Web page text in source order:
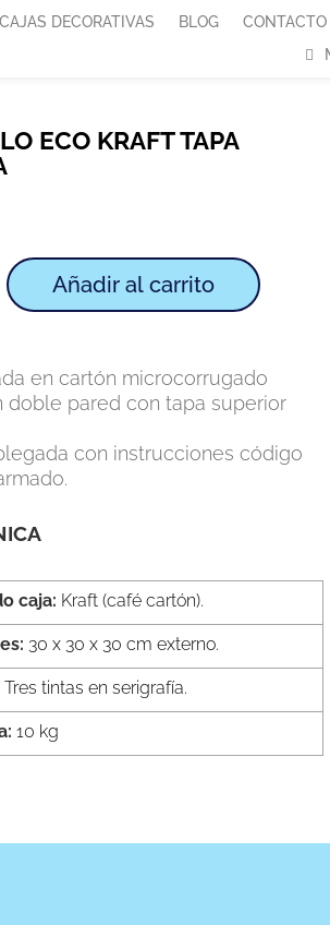
DECORATIVAS BLOG CONTACTO
ECO KRAFT TAPA
Añadir al carrito
en cartón microcorrugado
doble pared con tapa superior
con instrucciones código
caja: Kraft (café cartón).
30 x 30 x 30 cm externo.
Tres tintas en serigrafía.
10 kg